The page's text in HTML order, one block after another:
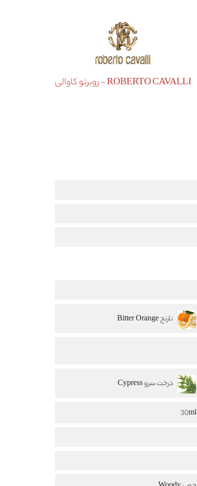
ROBERTO CAVALLI - روبرتو کاوالی
نارنج Bitter Orange
درخت سرو Cypress
30ml